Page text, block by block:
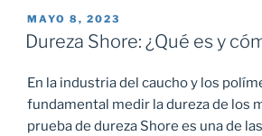
PUBLICADO
EL
MAYO 8, 2023
Dureza Shore: ¿Qué es y
En la industria del caucho y los
fundamental medir la dureza de los
prueba de dureza Shore es una de